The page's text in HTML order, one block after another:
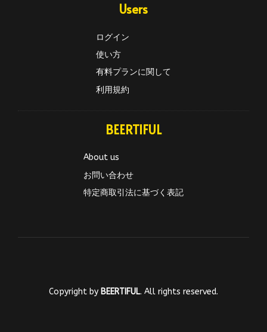
Users
ログイン
使い方
有料プランに関して
利用規約
BEERTIFUL
About us
お問い合わせ
特定商取引法に基づく表記
Copyright by BEERTIFUL. All rights reserved.